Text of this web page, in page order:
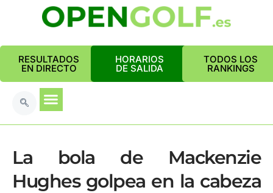
RESULTADOS
EN DIRECTO
HORARIOS
DE SALIDA
TODOS LOS
RANKINGS
La bola de Mackenzie
Hughes golpea en la cabeza